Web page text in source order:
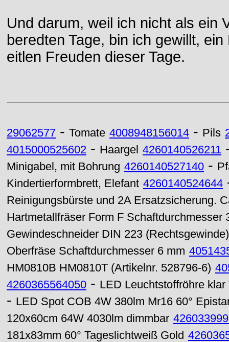
Und darum, weil ich nicht als ein
beredten Tage, bin ich gewillt,
eitlen Freuden dieser Tage.
29062577 - Tomate 4008948156014 - Pils
4015000525602 - Haargel 4260140526211
Minigabel, mit Bohrung 4260140527140 -
Kindertierformbrett, Elefant 4260140524644
Reinigungsbürste und 2A Ersatzsicherung.
Hartmetallfräser Form F Schaftdurchmesser
Gewindeschneider DIN 223 (Rechtsgewinde)
Oberfräse Schaftdurchmesser 6 mm
HM0810B HM0810T (Artikelnr. 528796-6)
4260365564050 - LED Leuchtstoffröhre
- LED Spot COB 4W 380lm Mr16 60°
120x60cm 64W 4030lm dimmbar
181x83mm 60° Tageslichtweiß Gold